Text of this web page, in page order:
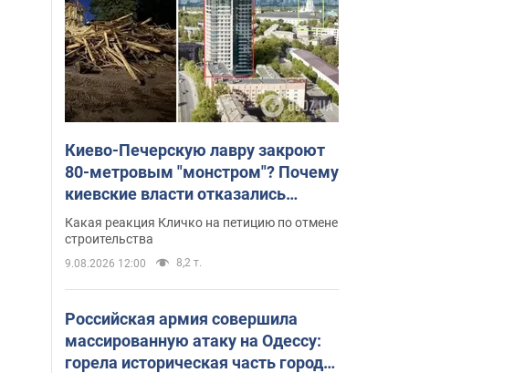
Киево-Печерскую лавру закроют
80-метровым "монстром"? Почему
киевские власти отказались
остановить строительство
небоскреба "московского
верующего"
Какая реакция Кличко на петицию по отмене
строительства
9.08.2026 12:00 8,2 т.
Российская армия совершила
массированную атаку на Одессу:
горела историческая часть города,